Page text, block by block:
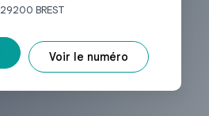
29200 BREST
Voir le numéro